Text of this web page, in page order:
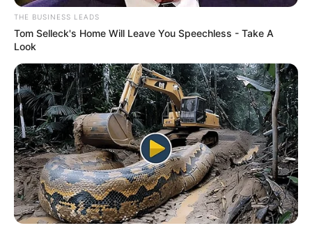
THE BUSINESS LEADS
Tom Selleck's Home Will Leave You Speechless - Take A
Look